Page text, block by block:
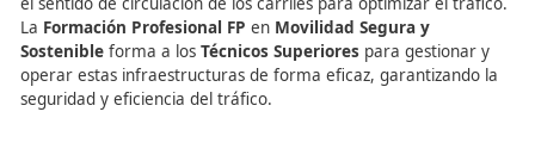
Lascalzadas reversiblesson una herramienta crucial
gestión del tráfico, especialmente en áreas de alta
vehicular o en zonas donde el flujo de tráfico varía
significativamente según la hora del día. Este sistema,